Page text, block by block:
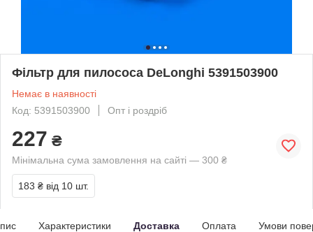
Фільтр для пилососа DeLonghi 5391503900
Немає в наявності
Код: 5391503900
Опт і роздріб
227 ₴
Мінімальна сума замовлення на сайті — 300 ₴
183 ₴ від 10 шт.
Характеристики Доставка Оплата Умови